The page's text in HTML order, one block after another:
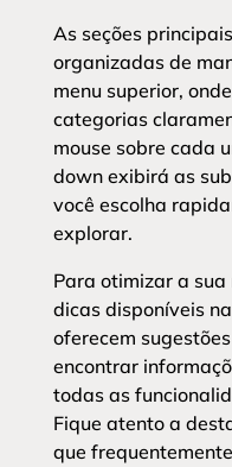
As seções
organizadas de
menu superior,
categorias
mouse sobre cada
down exibirá as
você escolha
explorar.
Para otimizar a
dicas disponíveis
oferecem
encontrar
todas as
Fique atento a
que